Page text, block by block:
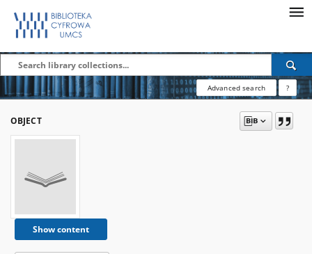
Advanced search ?
OBJECT
Show content